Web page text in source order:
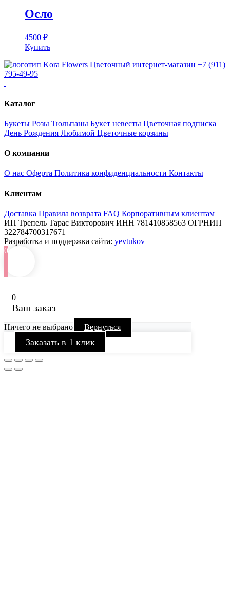
Осло
4500 ₽
Купить
Цветочный интернет-магазин +7 (911)
795-49-95
Каталог
Букеты Розы Тюльпаны Букет невесты Цветочная подписка
День Рождения Любимой Цветочные корзины
О компании
О нас Оферта Политика конфиденциальности Контакты
Клиентам
Доставка Правила возврата FAQ Корпоративным клиентам
ИП Трепель Тарас Викторович ИНН 781410858563 ОГРНИП
322784700317671
Разработка и поддержка сайта: yevtukov
0
0
Ваш заказ
Ничего не выбрано Вернуться
Заказать в 1 клик